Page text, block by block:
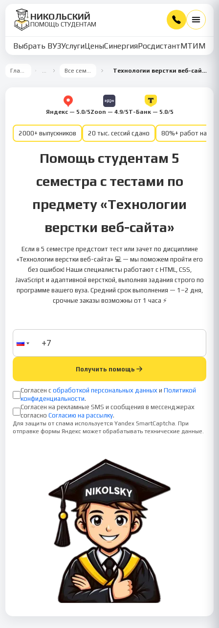
НИКОЛЬСКИЙ
ПОМОЩЬ СТУДЕНТАМ
Выбрать ВУЗУслугиЦеныСинергияРосдистантМТИММУ
Главная … Все семестры Технологии верстки веб-сайта 5 семестр
Яндекс — 5.0/5Zoon — 4.9/5Т-Банк — 5.0/5
2000+ выпускников 20 тыс. сессий сдано 80%+ работ на
Помощь студентам 5
семестра с тестами по
предмету «Технологии
верстки веб-сайта»
Если в 5 семестре предстоит тест или зачет по дисциплине
«Технологии верстки веб-сайта» 💻 — мы поможем пройти его
без ошибок! Наши специалисты работают с HTML, CSS,
JavaScript и адаптивной версткой, выполняя задания строго по
программе вашего вуза. Средний срок выполнения — 1–2 дня,
срочные заказы возможны от 1 часа ⚡
Получить помощь
Согласен с обработкой персональных данных и Политикой
конфиденциальности.
Согласен на рекламные SMS и сообщения в мессенджерах
согласно Согласию на рассылку.
Для защиты от спама используется Yandex SmartCaptcha. При
отправке формы Яндекс может обрабатывать технические данные.